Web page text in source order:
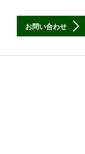
お問い合わせ